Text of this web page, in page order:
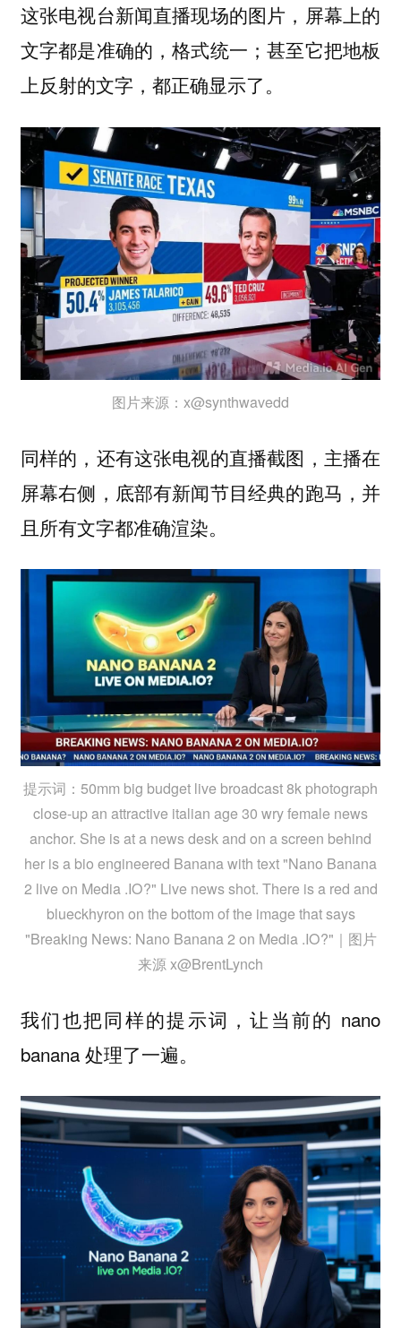
这张电视台新闻直播现场的图片，屏幕上的
文字都是准确的，格式统一；甚至它把地板
上反射的文字，都正确显示了。
图片来源：x@synthwavedd
同样的，还有这张电视的直播截图，主播在
屏幕右侧，底部有新闻节目经典的跑马，并
且所有文字都准确渲染。
提示词：50mm big budget live broadcast 8k photograph
close-up an attractive italian age 30 wry female news
anchor. She is at a news desk and on a screen behind
her is a bio engineered Banana with text "Nano Banana
2 live on Media .IO?" Live news shot. There is a red and
blueckhyron on the bottom of the image that says
"Breaking News: Nano Banana 2 on Media .IO?"｜图片
来源 x@BrentLynch
我们也把同样的提示词，让当前的 nano
banana 处理了一遍。